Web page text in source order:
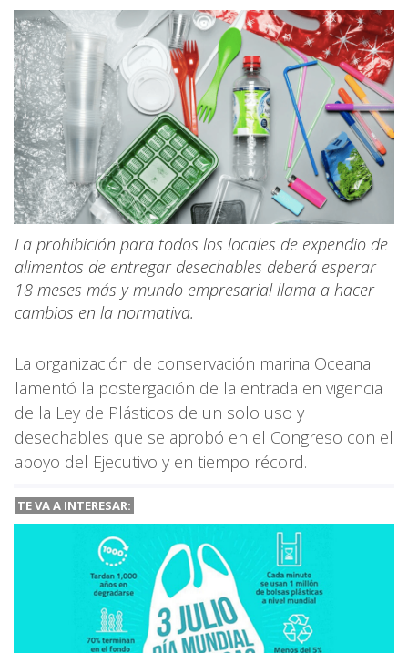
La prohibición para todos los locales de expendio de
alimentos de entregar desechables deberá esperar
18 meses más y mundo empresarial llama a hacer
cambios en la normativa.
La organización de conservación marina Oceana
lamentó la postergación de la entrada en vigencia
de la Ley de Plásticos de un solo uso y
desechables que se aprobó en el Congreso con el
apoyo del Ejecutivo y en tiempo récord.
TE VA A INTERESAR: